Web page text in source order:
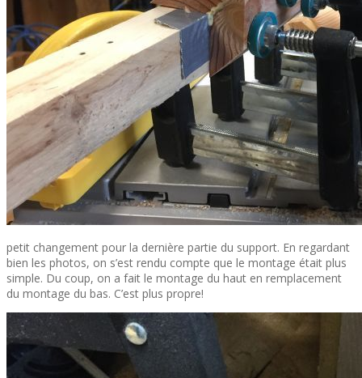
petit changement pour la dernière partie du support. En regardant
bien les photos, on s’est rendu compte que le montage était plus
simple. Du coup, on a fait le montage du haut en remplacement
du montage du bas. C’est plus propre!